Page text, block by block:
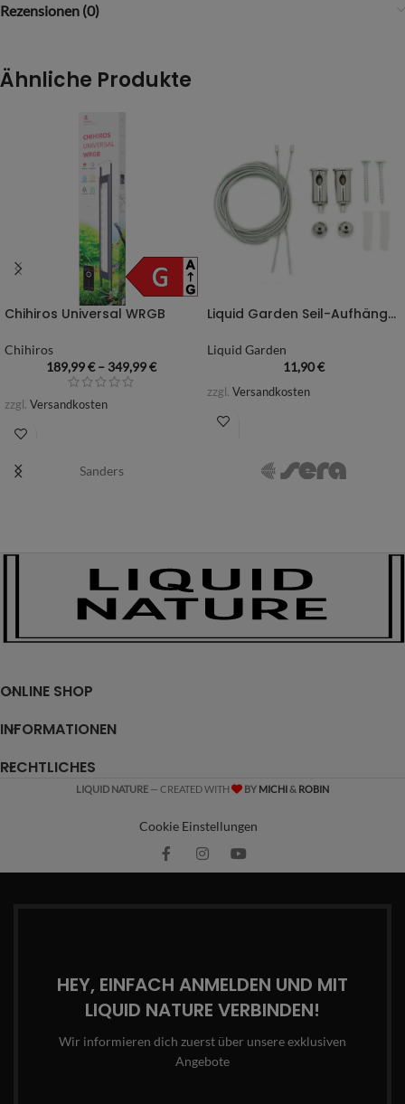
Rezensionen (0)
Ähnliche Produkte
Chihiros Universal WRGB
Chihiros
189,99€– 349,99€
zzgl. Versandkosten
Liquid Garden Seil-Aufhänge-Set
Liquid Garden
11,90€
zzgl. Versandkosten
Sanders
ONLINE SHOP
INFORMATIONEN
RECHTLICHES
LIQUID NATURE — CREATED WITH BY MICHI& ROBIN
Cookie Einstellungen
HEY, EINFACH ANMELDEN UND MIT
LIQUID NATURE VERBINDEN!
Wir informieren dich zuerst über unsere exklusiven
Angebote